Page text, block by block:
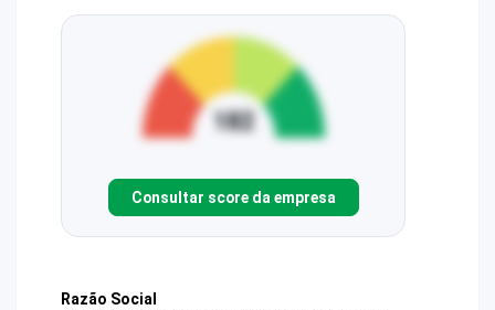
Consultar score da empresa
Razão Social